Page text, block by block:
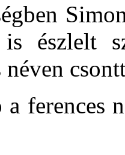
észlelt
a ferences